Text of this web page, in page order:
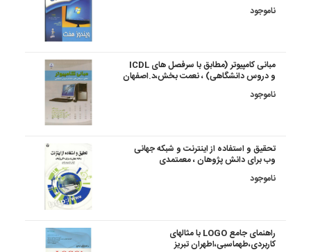
ناموجود
مبانی کامپیوتر (مطابق با سرفصل های ICDL
و دروس دانشگاهی) ، نعمت بخش،د.اصفهان
ناموجود
تحقیق و استفاده از اینترنت و شبکه جهانی
وب برای دانش پژوهان ، معمتمدی
ناموجود
راهنمای جامع LOGO با مثالهای
کاربردی،طهماسبی،اطهران تبریز